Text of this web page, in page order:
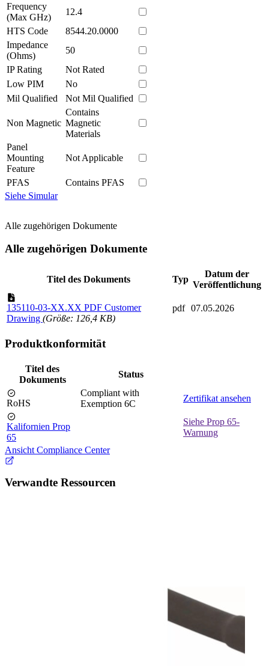
Frequency
(Max GHz)
12.4
HTS Code
8544.20.0000
Impedance
(Ohms)
50
IP Rating
Not Rated
Low PIM
No
Mil Qualified
Not Mil Qualified
Non Magnetic
Contains
Magnetic
Materials
Panel
Mounting
Feature
Not Applicable
PFAS
Contains PFAS
Siehe Simular
Alle zugehörigen Dokumente
Alle zugehörigen Dokumente
Titel des Dokuments Typ
Datum der
Veröffentlichung
135110-03-XX.XX PDF Customer
Drawing (Größe: 126,4 KB)
pdf 07.05.2026
Produktkonformität
Titel des
Dokuments
Status
RoHS
Compliant with
Exemption 6C
Zertifikat ansehen
Kalifornien Prop
65
Siehe Prop 65-
Warnung
Ansicht Compliance Center
Verwandte Ressourcen